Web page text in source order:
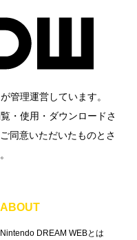
管理運営しています。
・使用・ダウンロードさ
同意いただいたものとさ
ABOUT
Nintendo DREAM WEBとは